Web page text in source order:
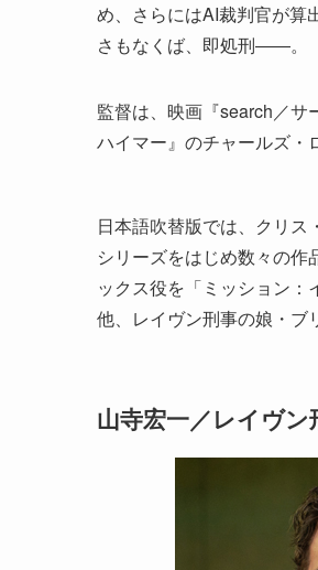
め、さらにはAI裁判官が算
さもなくば、即処刑――。
監督は、映画『search／サ
ハイマー』のチャールズ・
日本語吹替版では、クリス
シリーズをはじめ数々の作
ックス役を「ミッション
他、レイヴン刑事の娘・ブ
山寺宏一／レイヴン